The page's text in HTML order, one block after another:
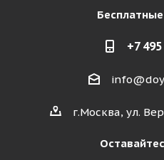
+7
г.Москва, ул.